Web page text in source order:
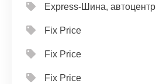
Express-Шина, автоцентр
Fix Price
Fix Price
Fix Price